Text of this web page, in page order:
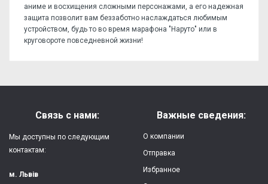
аниме и восхищения сложными персонажами, а его надежная
защита позволит вам беззаботно наслаждаться любимым
устройством, будь то во время марафона "Наруто" или в
круговороте повседневной жизни!
Защита:
от ударов,
Качество:
яркая, четкая
Напишите отзыв или мнение
Связь с нами:
Мы доступны по следующим
контактам:
м. Львів
Важные сведения:
О компании
Отправка
Избранное